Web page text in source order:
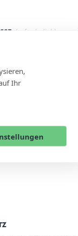
Ihr
(erforderlich)
(erforderlich)